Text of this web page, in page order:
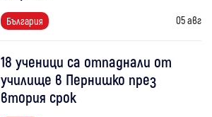
България 05 авг
18 ученици са отпаднали от
училище в Пернишко през
втория срок